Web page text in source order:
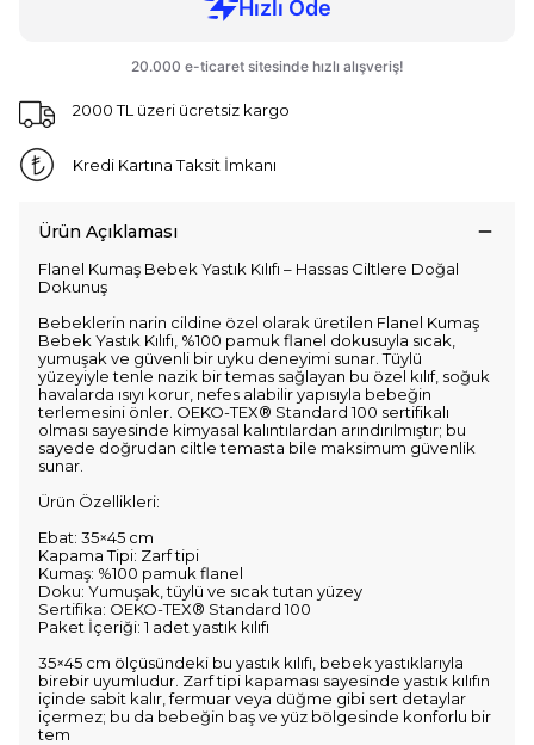
2000 TL üzeri ücretsiz kargo
Kredi Kartına Taksit İmkanı
Ürün Açıklaması
Flanel Kumaş Bebek Yastık Kılıfı – Hassas Ciltlere Doğal
Dokunuş
Bebeklerin narin cildine özel olarak üretilen Flanel Kumaş
Bebek Yastık Kılıfı, %100 pamuk flanel dokusuyla sıcak,
yumuşak ve güvenli bir uyku deneyimi sunar. Tüylü
yüzeyiyle tenle nazik bir temas sağlayan bu özel kılıf, soğuk
havalarda ısıyı korur, nefes alabilir yapısıyla bebeğin
terlemesini önler. OEKO-TEX® Standard 100 sertifikalı
olması sayesinde kimyasal kalıntılardan arındırılmıştır; bu
sayede doğrudan ciltle temasta bile maksimum güvenlik
sunar.
Ürün Özellikleri:
Ebat: 35×45 cm
Kapama Tipi: Zarf tipi
Kumaş: %100 pamuk flanel
Doku: Yumuşak, tüylü ve sıcak tutan yüzey
Sertifika: OEKO-TEX® Standard 100
Paket İçeriği: 1 adet yastık kılıfı
35×45 cm ölçüsündeki bu yastık kılıfı, bebek yastıklarıyla
birebir uyumludur. Zarf tipi kapaması sayesinde yastık kılıfın
içinde sabit kalır, fermuar veya düğme gibi sert detaylar
içermez; bu da bebeğin baş ve yüz bölgesinde konforlu bir
tem